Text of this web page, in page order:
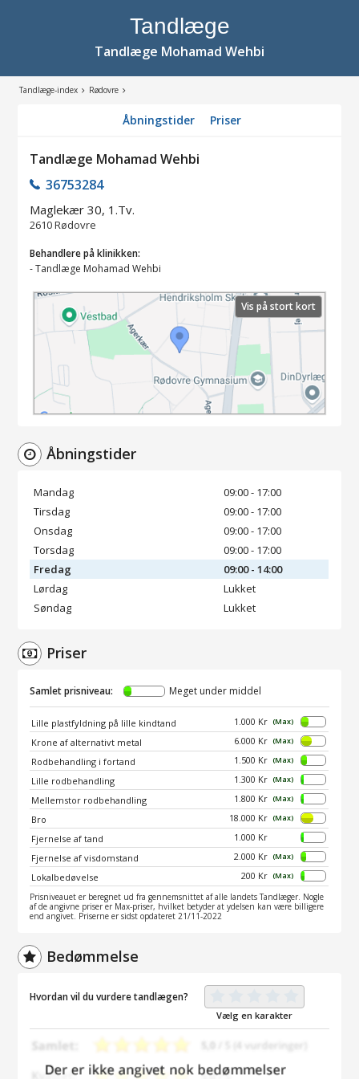
Tandlæge
Tandlæge Mohamad Wehbi
Tandlæge-index Rødovre
Åbningstider Priser
Tandlæge Mohamad Wehbi
36753284
Maglekær 30, 1.Tv.
2610Rødovre
Behandlere på klinikken:
-Tandlæge Mohamad Wehbi
Vis på stort kort
Åbningstider
Mandag
09:00 - 17:00
Tirsdag
09:00 - 17:00
Onsdag
09:00 - 17:00
Torsdag
09:00 - 17:00
Fredag
09:00 - 14:00
Lørdag
Lukket
Søndag
Lukket
Priser
Samlet prisniveau: Meget under middel
Lille plastfyldning på lille kindtand 1.000 Kr (Max)
Krone af alternativt metal 6.000 Kr (Max)
Rodbehandling i fortand 1.500 Kr (Max)
Lille rodbehandling 1.300 Kr (Max)
Mellemstor rodbehandling 1.800 Kr (Max)
Bro 18.000 Kr (Max)
Fjernelse af tand
1.000 Kr
Fjernelse af visdomstand
2.000 Kr (Max)
Lokalbedøvelse 200 Kr (Max)
Prisniveauet er beregnet ud fra gennemsnittet af alle landets Tandlæger. Nogle
af de angivne priser er Max-priser, hvilket betyder at ydelsen kan være billigere
end angivet. Priserne er sidst opdateret 21/11-2022
Bedømmelse
Hvordan vil du vurdere tandlægen?
Vælg en karakter